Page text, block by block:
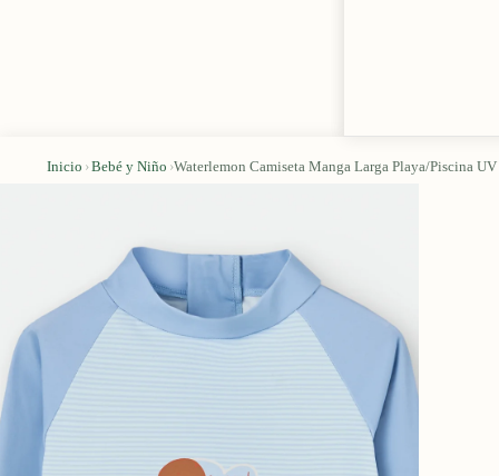
Inicio ›Bebé y Niño ›Waterlemon Camiseta Manga Larga Playa/Piscina